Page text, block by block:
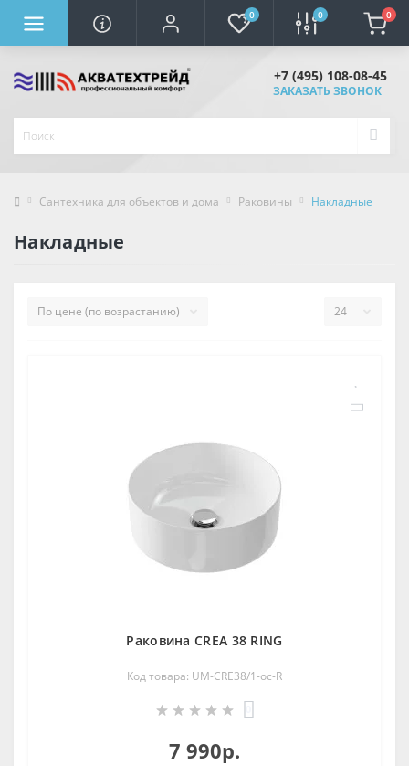
0 0 0
+7 (495) 108-08-45
ЗАКАЗАТЬ ЗВОНОК
Сантехника для объектов и дома Раковины Накладные
Накладные
Раковина CREA 38 RING
Код товара: UM-CRE38/1-oc-R
7 990р.